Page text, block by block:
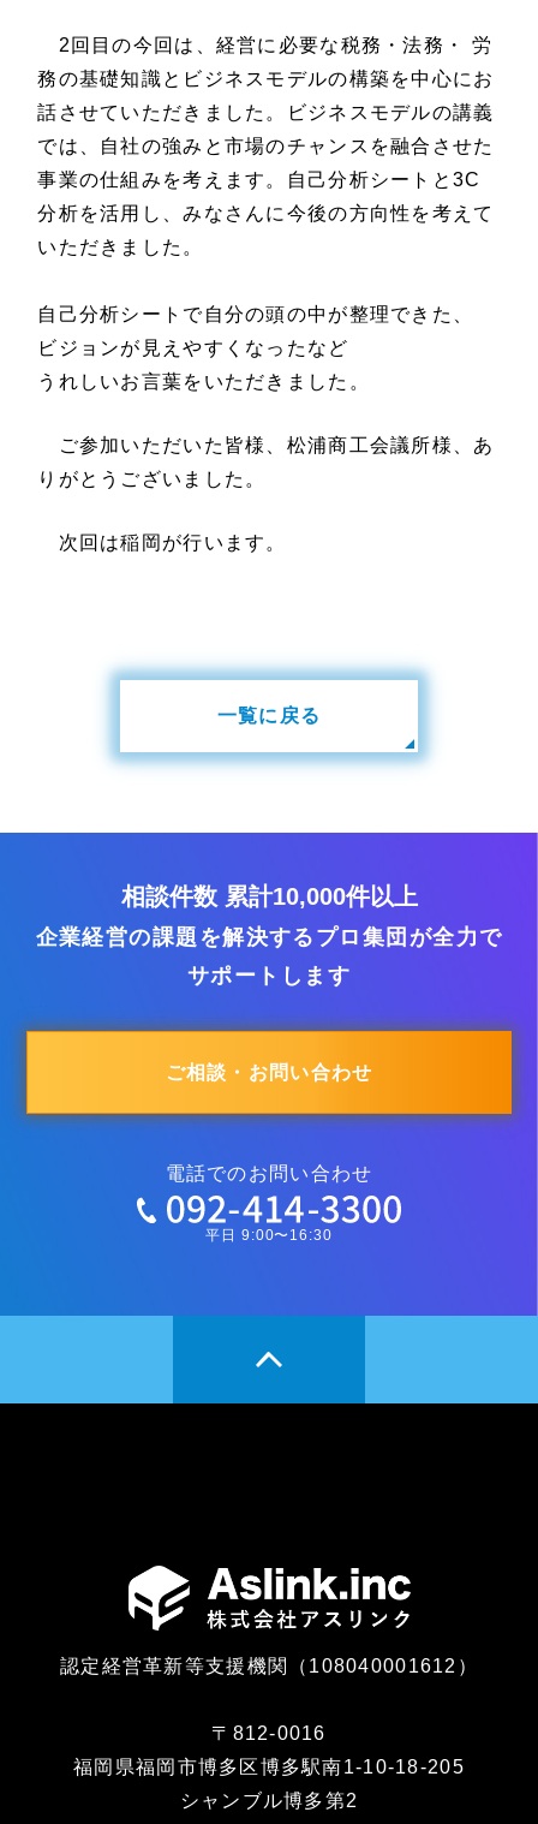
2回目の今回は、経営に必要な税務・法務・ 労
務の基礎知識とビジネスモデルの構築を中心にお
話させていただきました。ビジネスモデルの講義
では、自社の強みと市場のチャンスを融合させた
事業の仕組みを考えます。自己分析シートと3C
分析を活用し、みなさんに今後の方向性を考えて
いただきました。
自己分析シートで自分の頭の中が整理できた、
ビジョンが見えやすくなったなど
うれしいお言葉をいただきました。
ご参加いただいた皆様、松浦商工会議所様、あ
りがとうございました。
次回は稲岡が行います。
一覧に戻る
相談件数 累計10,000件以上
企業経営の課題を解決するプロ集団が全力で
サポートします
ご相談・お問い合わせ
電話でのお問い合わせ
平日 9:00〜16:30
認定経営革新等支援機関（108040001612）
〒812-0016
福岡県福岡市博多区博多駅南1-10-18-205
シャンブル博多第2